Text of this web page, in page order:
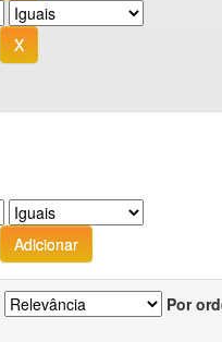
Por